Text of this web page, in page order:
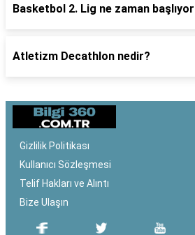
Basketbol 2. Lig ne zaman
Atletizm Decathlon nedir?
Gizlilik Politikası
Kullanıcı Sözleşmesi
Telif Hakları ve Alıntı
Bize Ulaşın